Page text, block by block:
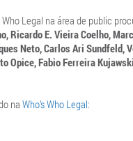
Legal na área de public
Ricardo E. Vieira Coelho,
Neto, Carlos Ari Sundfeld,
Opice, Fabio Ferreira
na Who’s Who Legal: